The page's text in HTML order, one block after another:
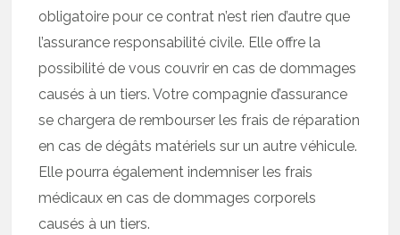
obligatoire pour ce contrat n’est rien d’autre que
l’assurance responsabilité civile. Elle offre la
possibilité de vous couvrir en cas de dommages
causés à un tiers. Votre compagnie d’assurance
se chargera de rembourser les frais de réparation
en cas de dégâts matériels sur un autre véhicule.
Elle pourra également indemniser les frais
médicaux en cas de dommages corporels
causés à un tiers.